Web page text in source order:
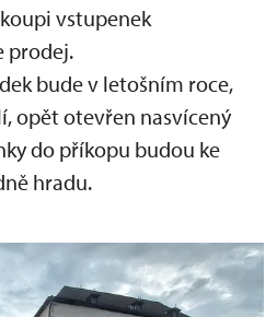
vstupenek
prodej.
bude v letošním roce,
opět otevřen nasvícený
do příkopu budou ke
hradu.